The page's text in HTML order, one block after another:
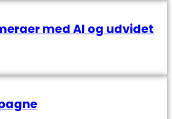
med AI og udvidet